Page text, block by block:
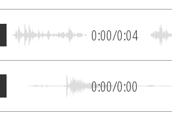
0:00/0:04
0:00/0:00